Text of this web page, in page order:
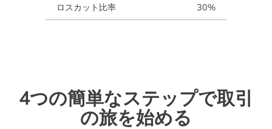
ロスカット比率 30%
4つの簡単なステップで取引
の旅を始める